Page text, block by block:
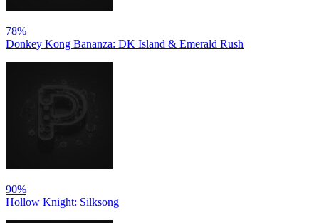
78%
Donkey Kong Bananza: DK Island & Emerald Rush
90%
Hollow Knight: Silksong